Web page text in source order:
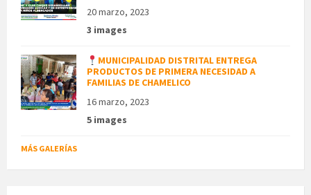
20 marzo, 2023
3 images
MUNICIPALIDAD DISTRITAL ENTREGA
PRODUCTOS DE PRIMERA NECESIDAD A
FAMILIAS DE CHAMELICO
16 marzo, 2023
5 images
MÁS GALERÍAS